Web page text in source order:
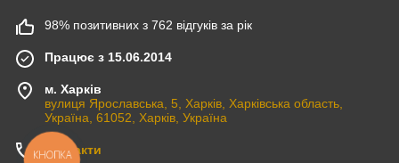
98% позитивних з 762 відгуків за рік
Працює з 15.06.2014
м. Харків
вулиця Ярославська, 5, Харків, Харківська область,
Україна, 61052, Харків, Україна
Контакти
КНОПКА